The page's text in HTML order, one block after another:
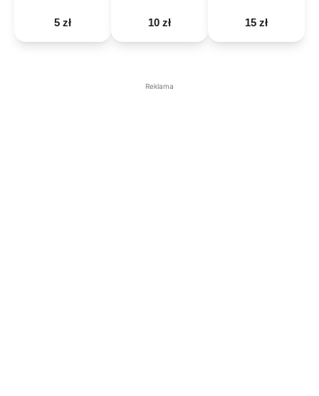
5 zł 10 zł 15 zł
Reklama